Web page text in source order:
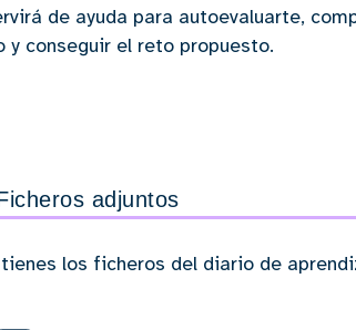
de ayuda para autoevaluarte,
y conseguir el reto propuesto.
adjuntos
los ficheros del diario de